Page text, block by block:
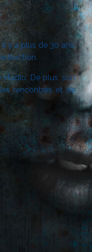
y a plus de 30 ans.
studio. De plus, son
rencontres et de